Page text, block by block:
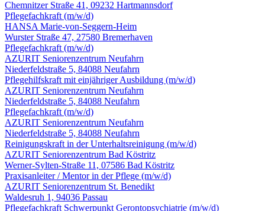
Chemnitzer Straße 41, 09232 Hartmannsdorf
Pflegefachkraft (m/w/d)
HANSA Marie-von-Seggern-Heim
Wurster Straße 47, 27580 Bremerhaven
Pflegefachkraft (m/w/d)
AZURIT Seniorenzentrum Neufahrn
Niederfeldstraße 5, 84088 Neufahrn
Pflegehilfskraft mit einjähriger Ausbildung (m/w/d)
AZURIT Seniorenzentrum Neufahrn
Niederfeldstraße 5, 84088 Neufahrn
Pflegefachkraft (m/w/d)
AZURIT Seniorenzentrum Neufahrn
Niederfeldstraße 5, 84088 Neufahrn
Reinigungskraft in der Unterhalts­reinigung (m/w/d)
AZURIT Seniorenzentrum Bad Köstritz
Werner-Sylten-Straße 11, 07586 Bad Köstritz
Praxisanleiter / Mentor in der Pflege (m/w/d)
AZURIT Seniorenzentrum St. Benedikt
Waldesruh 1, 94036 Passau
Pflegefachkraft Schwerpunkt Gerontopsychiatrie (m/w/d)